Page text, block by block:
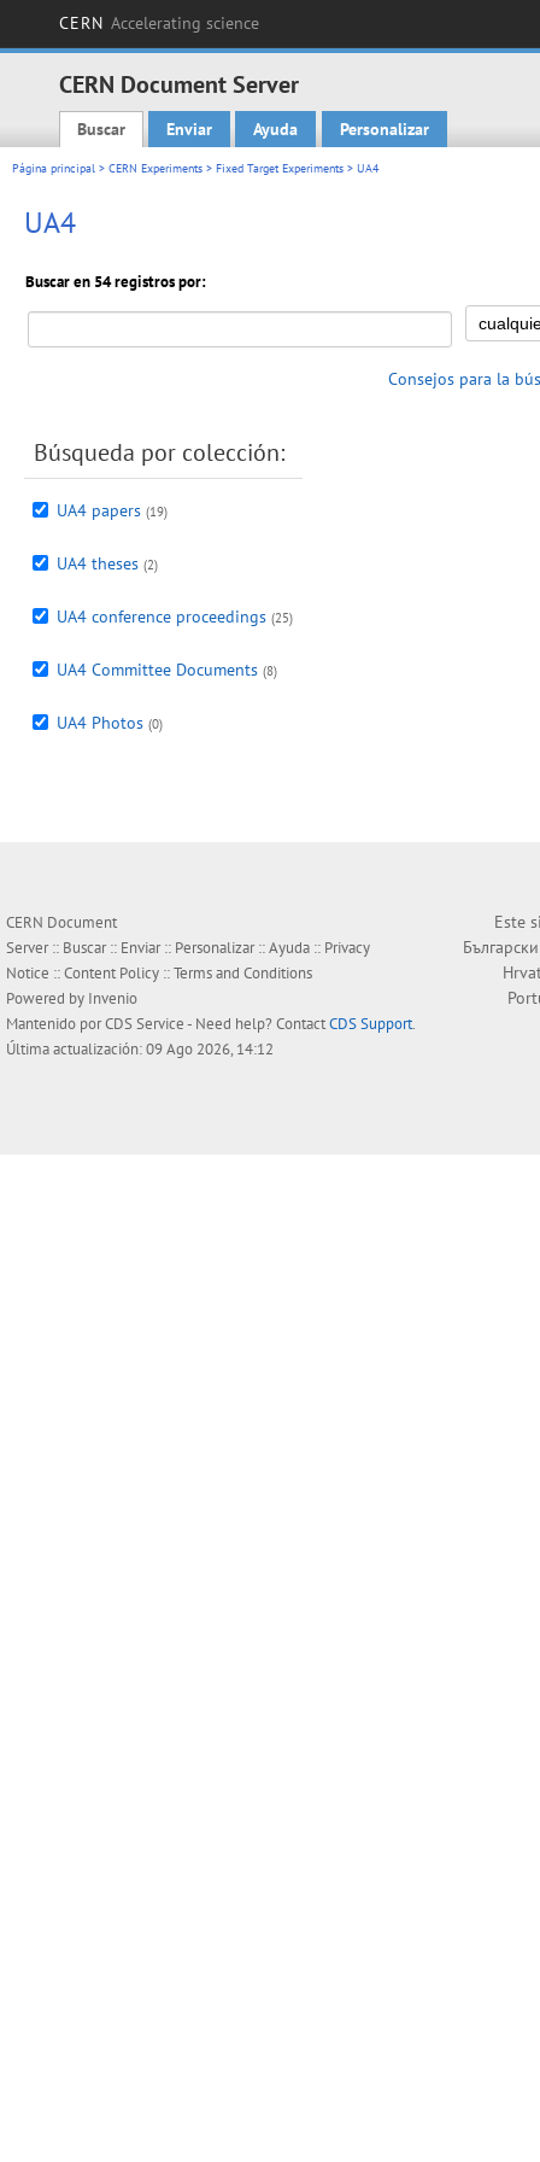
CERN Accelerating science
CERN Document Server
Main menu
Buscar Enviar Ayuda Personalizar
Página principal > CERN Experiments > Fixed Target Experiments > UA4
UA4
Buscar en 54 registros por:
Consejos para la
Búsqueda por colección:
UA4 papers (19)
UA4 theses (2)
UA4 conference proceedings (25)
UA4 Committee Documents (8)
UA4 Photos (0)
CERN Document
Server :: Buscar:: Enviar:: Personalizar::Ayuda :: Privacy
Notice ::Content Policy ::Terms and Conditions
Powered by Invenio
Mantenido porCDS Service- Need help? ContactCDS Support.
Última actualización: 09 Ago 2026, 14:12
Este
Български